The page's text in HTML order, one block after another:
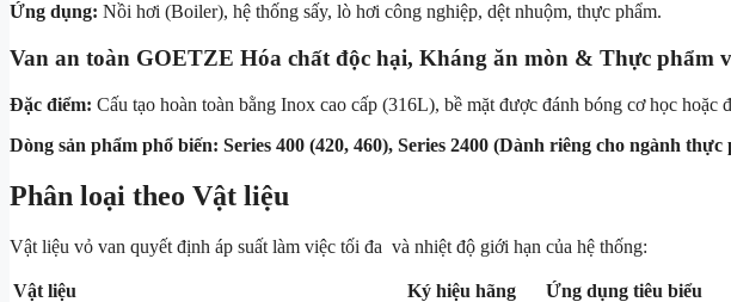
Ứng dụng: Nồi hơi (Boiler), hệ thống sấy, lò hơi công nghiệp, dệt nhuộm, thực phẩm.
Van an toàn GOETZE Hóa chất độc hại, Kháng ăn mòn & Thực phẩm
Đặc điểm: Cấu tạo hoàn toàn bằng Inox cao cấp (316L), bề mặt được đánh bóng cơ học
Dòng sản phẩm phổ biến: Series 400 (420, 460), Series 2400 (Dành riêng cho ngành
Phân loại theo Vật liệu
Vật liệu vỏ van quyết định áp suất làm việc tối đa và nhiệt độ giới hạn của hệ thống:
Vật liệu Ký hiệu hãng
Ứng dụng tiêu biểu